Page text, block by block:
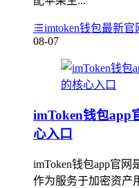
imtoken钱包最新官
08-07
imToken钱包app
心入口
imToken钱包app官网
作为服务于加密资产